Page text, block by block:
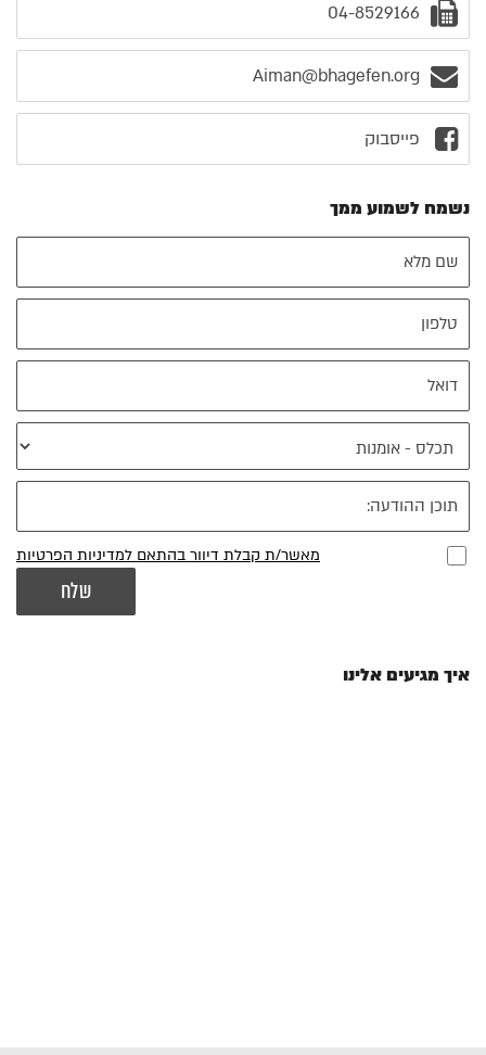
04-8529166
Aiman@bhagefen.org
פייסבוק
נשמח לשמוע ממך
מאשר/ת קבלת דיוור בהתאם למדיניות הפרטיות
איך מגיעים אלינו